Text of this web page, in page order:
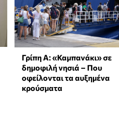
Γρίπη Α: «Καμπανάκι» σε
δημοφιλή νησιά – Που
οφείλονται τα αυξημένα
κρούσματα